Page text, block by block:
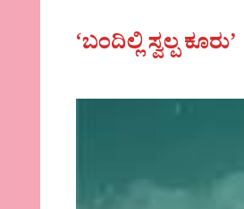
‘ಬಂದಿಲ್ಲಿ ಸ್ವಲ್ಪ ಕೂರು’